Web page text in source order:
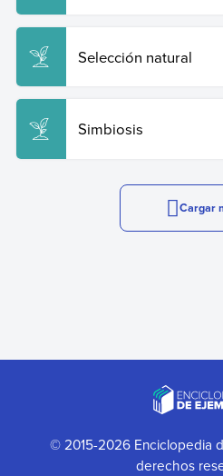
Selección natural
Simbiosis
Cargar
© 2015-2026 Enciclopedia
derechos